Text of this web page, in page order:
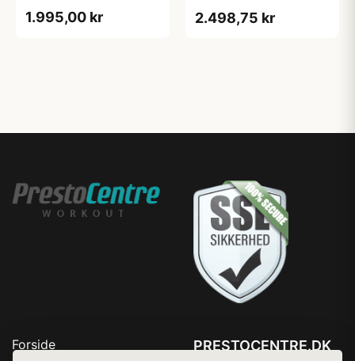
1.995,00 kr 2.498,75 kr
Forside
PRESTOCENTRE.DK